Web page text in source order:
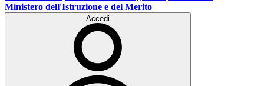
Ministero dell'Istruzione e del Merito
Accedi